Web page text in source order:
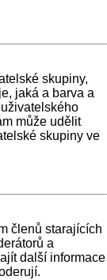
skupiny,
jaká a barva a
může udělit
skupiny ve
členů starajících
a
další informace